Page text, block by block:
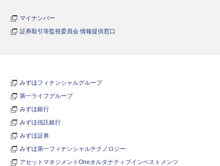
マイナンバー
証券取引等監視委員会 情報提供窓口
みずほフィナンシャルグループ
第一ライフグループ
みずほ銀行
みずほ信託銀行
みずほ証券
みずほ第一フィナンシャルテクノロジー
アセットマネジメントOneオルタナティブインベストメンツ